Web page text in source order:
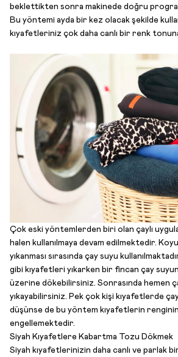
beklettikten sonra makinede doğru
Bu yöntemi ayda bir kez olacak şekilde
kıyafetleriniz çok daha canlı bir renk
Çok eski yöntemlerden biri olan çaylı
halen kullanılmaya devam edilmektedir.
yıkanması sırasında çay suyu
gibi kıyafetleri yıkarken bir fincan çay
üzerine dökebilirsiniz. Sonrasında hemen
yıkayabilirsiniz. Pek çok kişi kıyafetlerde çay
düşünse de bu yöntem kıyafetlerin renginin
engellemektedir.
Siyah Kıyafetlere Kabartma Tozu Dökmek
Siyah kıyafetlerinizin daha canlı ve parlak